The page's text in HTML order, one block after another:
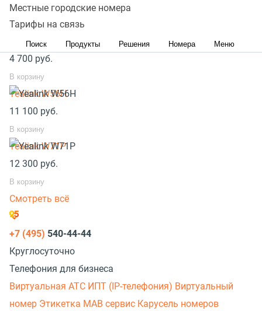
Местные городские номера
Тарифы на связь
Поиск Продукты Решения Номера Меню
4 700руб.
В корзину
Grandstream GXP1620
4 700 руб.
В корзину
Yealink W56H
11 100 руб.
В корзину
Yealink W71P
12 300 руб.
В корзину
Смотреть всё
+7 (495) 540-44-44
Круглосуточно
Телефония для бизнеса
Виртуальная АТС ИПТ (IP-телефония) Виртуальный
номер Этикетка МАВ сервис Карусель номеров